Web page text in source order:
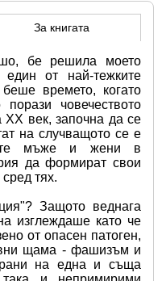
За книгата
бе решила моето
от най-тежките
времето, когато
човечеството
XX век, започна да се
на случващото се е
мъже и жени в
да формират свои
тях.
Защото веднага
изглеждаше като че
от опасен патоген,
щама - фашизъм и
на една и съща